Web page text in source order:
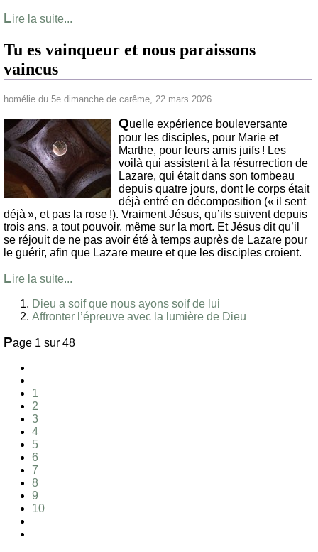
Lire la suite...
Tu es vainqueur et nous paraissons
vaincus
homélie du 5e dimanche de carême, 22 mars 2026
Quelle expérience bouleversante
pour les disciples, pour Marie et
Marthe, pour leurs amis juifs ! Les
voilà qui assistent à la résurrection de
Lazare, qui était dans son tombeau
depuis quatre jours, dont le corps était
déjà entré en décomposition (« il sent
déjà », et pas la rose !). Vraiment Jésus, qu’ils suivent depuis
trois ans, a tout pouvoir, même sur la mort. Et Jésus dit qu’il
se réjouit de ne pas avoir été à temps auprès de Lazare pour
le guérir, afin que Lazare meure et que les disciples croient.
Lire la suite...
Dieu a soif que nous ayons soif de lui
Affronter l’épreuve avec la lumière de Dieu
Page 1 sur 48
1
2
3
4
5
6
7
8
9
10